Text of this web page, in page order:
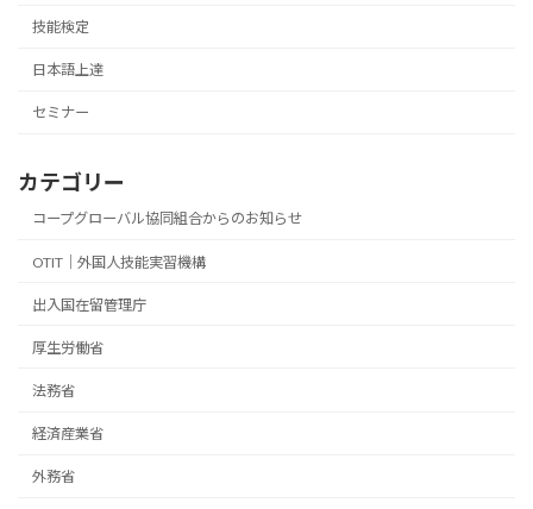
技能検定
日本語上達
セミナー
カテゴリー
コープグローバル協同組合からのお知らせ
OTIT｜外国人技能実習機構
出入国在留管理庁
厚生労働省
法務省
経済産業省
外務省